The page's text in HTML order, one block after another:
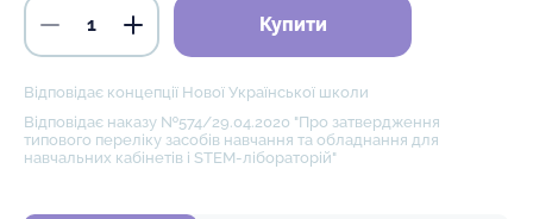
Купити
Відповідає концепції Нової Української школи
Відповідає наказу №574/29.04.2020 "Про затвердження
типового переліку засобів навчання та обладнання для
навчальних кабінетів і STEM-лібораторій"